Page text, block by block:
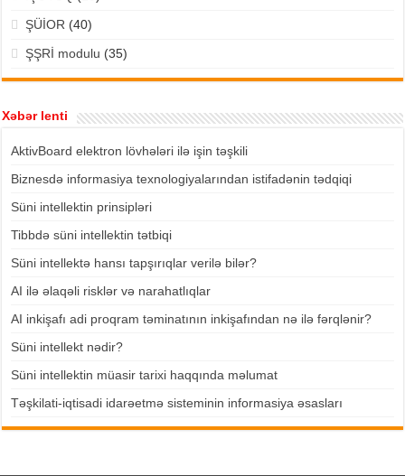
ŞÜİOR (40)
ŞŞRİ modulu (35)
Xəbər lenti
AktivBoard elektron lövhələri ilə işin təşkili
Biznesdə informasiya texnologiyalarından istifadənin tədqiqi
Süni intellektin prinsipləri
Tibbdə süni intellektin tətbiqi
Süni intellektə hansı tapşırıqlar verilə bilər?
AI ilə əlaqəli risklər və narahatlıqlar
AI inkişafı adi proqram təminatının inkişafından nə ilə fərqlənir?
Süni intellekt nədir?
Süni intellektin müasir tarixi haqqında məlumat
Təşkilati-iqtisadi idarəetmə sisteminin informasiya əsasları